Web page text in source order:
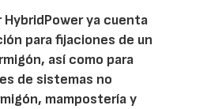
HybridPower ya cuenta
para fijaciones de un
así como para
de sistemas no
mampostería y